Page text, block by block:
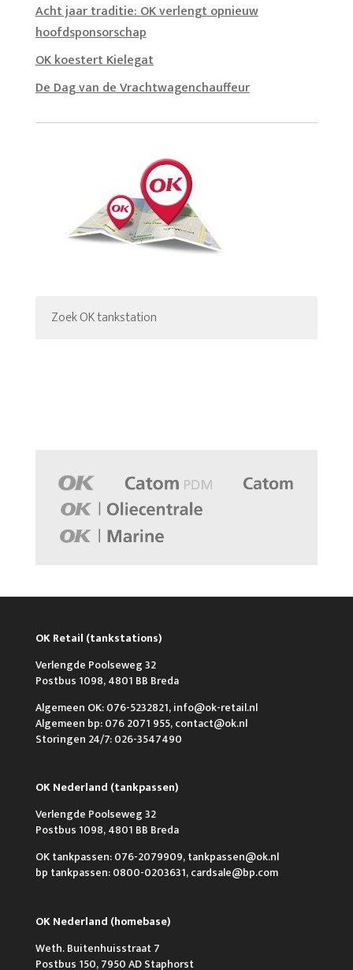
Acht jaar traditie: OK verlengt opnieuw
hoofdsponsorschap
OK koestert Kielegat
De Dag van de Vrachtwagenchauffeur
Zoek OK tankstation
OK Retail (tankstations)
Verlengde Poolseweg 32
Postbus 1098, 4801 BB Breda
Algemeen OK: 076-5232821, info@ok-retail.nl
Algemeen bp: 076 2071 955, contact@ok.nl
Storingen 24/7: 026-3547490
OK Nederland (tankpassen)
Verlengde Poolseweg 32
Postbus 1098, 4801 BB Breda
OK tankpassen: 076-2079909, tankpassen@ok.nl
bp tankpassen: 0800-0203631, cardsale@bp.com
OK Nederland (homebase)
Weth. Buitenhuisstraat 7
Postbus 150, 7950 AD Staphorst